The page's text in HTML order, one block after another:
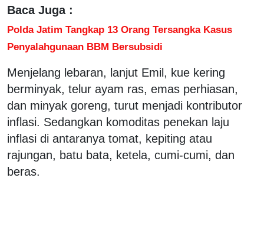
Baca Juga :
Polda Jatim Tangkap 13 Orang Tersangka Kasus
Penyalahgunaan BBM Bersubsidi
Menjelang lebaran, lanjut Emil, kue kering
berminyak, telur ayam ras, emas perhiasan,
dan minyak goreng, turut menjadi kontributor
inflasi. Sedangkan komoditas penekan laju
inflasi di antaranya tomat, kepiting atau
rajungan, batu bata, ketela, cumi-cumi, dan
beras.